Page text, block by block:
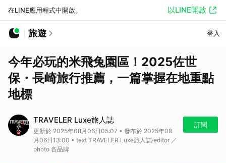
在LINE應用程式中開啟。 以LINE開啟
旅遊 登入
今年必玩的米飛兔園區！2025佐世
保・長崎旅行推薦，一篇掌握在地重點
地標
TRAVELER Luxe旅人誌
更新於 2025年08月06日05:07 • 發布於 2025年08
月06日13:00 • text TRAVELER Luxe旅人誌·editor ／
photo 各品牌
訂閱